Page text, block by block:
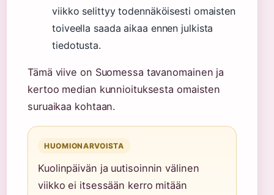
viikko selittyy todennäköisesti omaisten
toiveella saada aikaa ennen julkista
tiedotusta.
Tämä viive on Suomessa tavanomainen ja
kertoo median kunnioituksesta omaisten
suruaikaa kohtaan.
HUOMIONARVOISTA
Kuolinpäivän ja uutisoinnin välinen
viikko ei itsessään kerro mitään